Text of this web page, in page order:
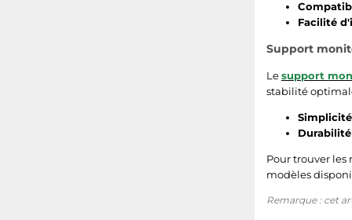
Facilité
Support
Lesupport
stabilité
Durabilité
Pour trouver les
modèles
Remarque : cet